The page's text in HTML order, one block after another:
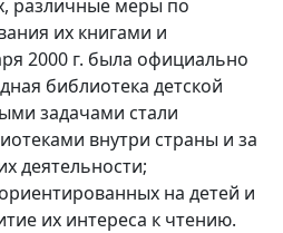
различные меры по
их книгами и
2000 г. была официально
библиотека детской
задачами стали
внутри страны и за
деятельности;
на детей и
их интереса к чтению.